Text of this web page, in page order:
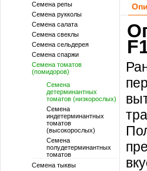
Семена репы
Семена рукколы
Семена салата
Семена свеклы
Семена сельдерея
Семена спаржи
Семена томатов
(помидоров)
Семена
детерминантных
томатов (низкорослых)
Семена
индетерминантных
томатов
(высокорослых)
Семена
полудетерминантных
томатов
Семена тыквы